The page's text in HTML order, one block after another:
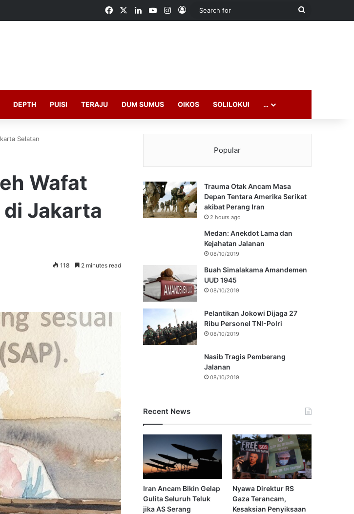
FacebookLinkedInYouTubeInstagram
Log In
Search
DEPTH PUISI TERAJU DUM SUMUS OIKOS SOLILOKUI …
Selatan
Wafat
Jakarta
118 2 minutes read
Popular
Trauma Otak Ancam Masa
Depan Tentara Amerika Serikat
akibat Perang Iran
2 hours ago
Medan: Anekdot Lama dan
Kejahatan Jalanan
08/10/2019
Buah Simalakama Amandemen
UUD 1945
08/10/2019
Pelantikan Jokowi Dijaga 27
Ribu Personel TNI-Polri
08/10/2019
Nasib Tragis Pemberang
Jalanan
08/10/2019
Recent News
Iran Ancam Bikin Gelap
Gulita Seluruh Teluk
jika AS Serang
Nyawa Direktur RS
Gaza Terancam,
Kesaksian Penyiksaan